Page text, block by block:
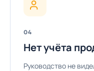
04
Нет учёта
Руководство не